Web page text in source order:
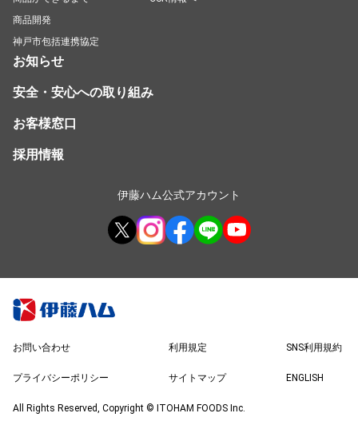
商品開発
神戸市包括連携協定
お知らせ
安全・安心への取り組み
お客様窓口
採用情報
伊藤ハム公式アカウント
お問い合わせ 利用規定 SNS利用規約
プライバシーポリシー サイトマップ ENGLISH
All Rights Reserved, Copyright © ITOHAM FOODS Inc.